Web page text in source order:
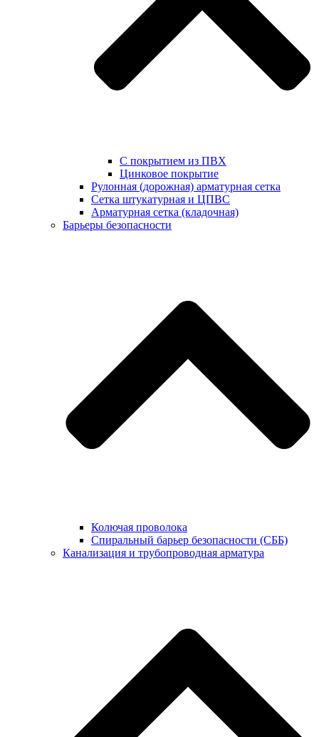
С покрытием из ПВХ
Цинковое покрытие
Рулонная (дорожная) арматурная сетка
Сетка штукатурная и ЦПВС
Арматурная сетка (кладочная)
Барьеры безопасности
Колючая проволока
Спиральный барьер безопасности (СББ)
Канализация и трубопроводная арматура